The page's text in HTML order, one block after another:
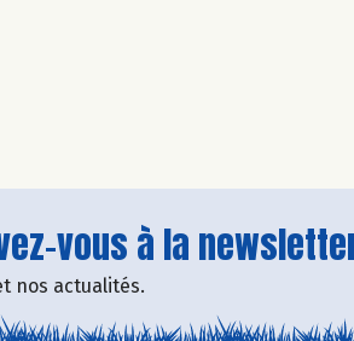
vous à la
nos actualités.